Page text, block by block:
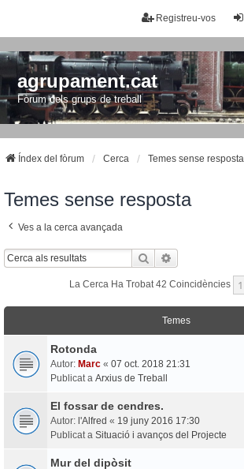
Registreu-vos
agrupament.cat
Fòrum dels grups de treball
Índex del fòrum Cerca Temes sense resposta
Temes sense resposta
Ves a la cerca avançada
Cerca
La Cerca Ha Trobat 42 Coincidències 1
Temes
Rotonda
Autor: Marc « 07 oct. 2018 21:31
Publicat a Arxius de Treball
El fossar de cendres.
Autor: l'Alfred « 19 juny 2016 17:30
Publicat a Situació i avanços del Projecte
Mur del dipòsit